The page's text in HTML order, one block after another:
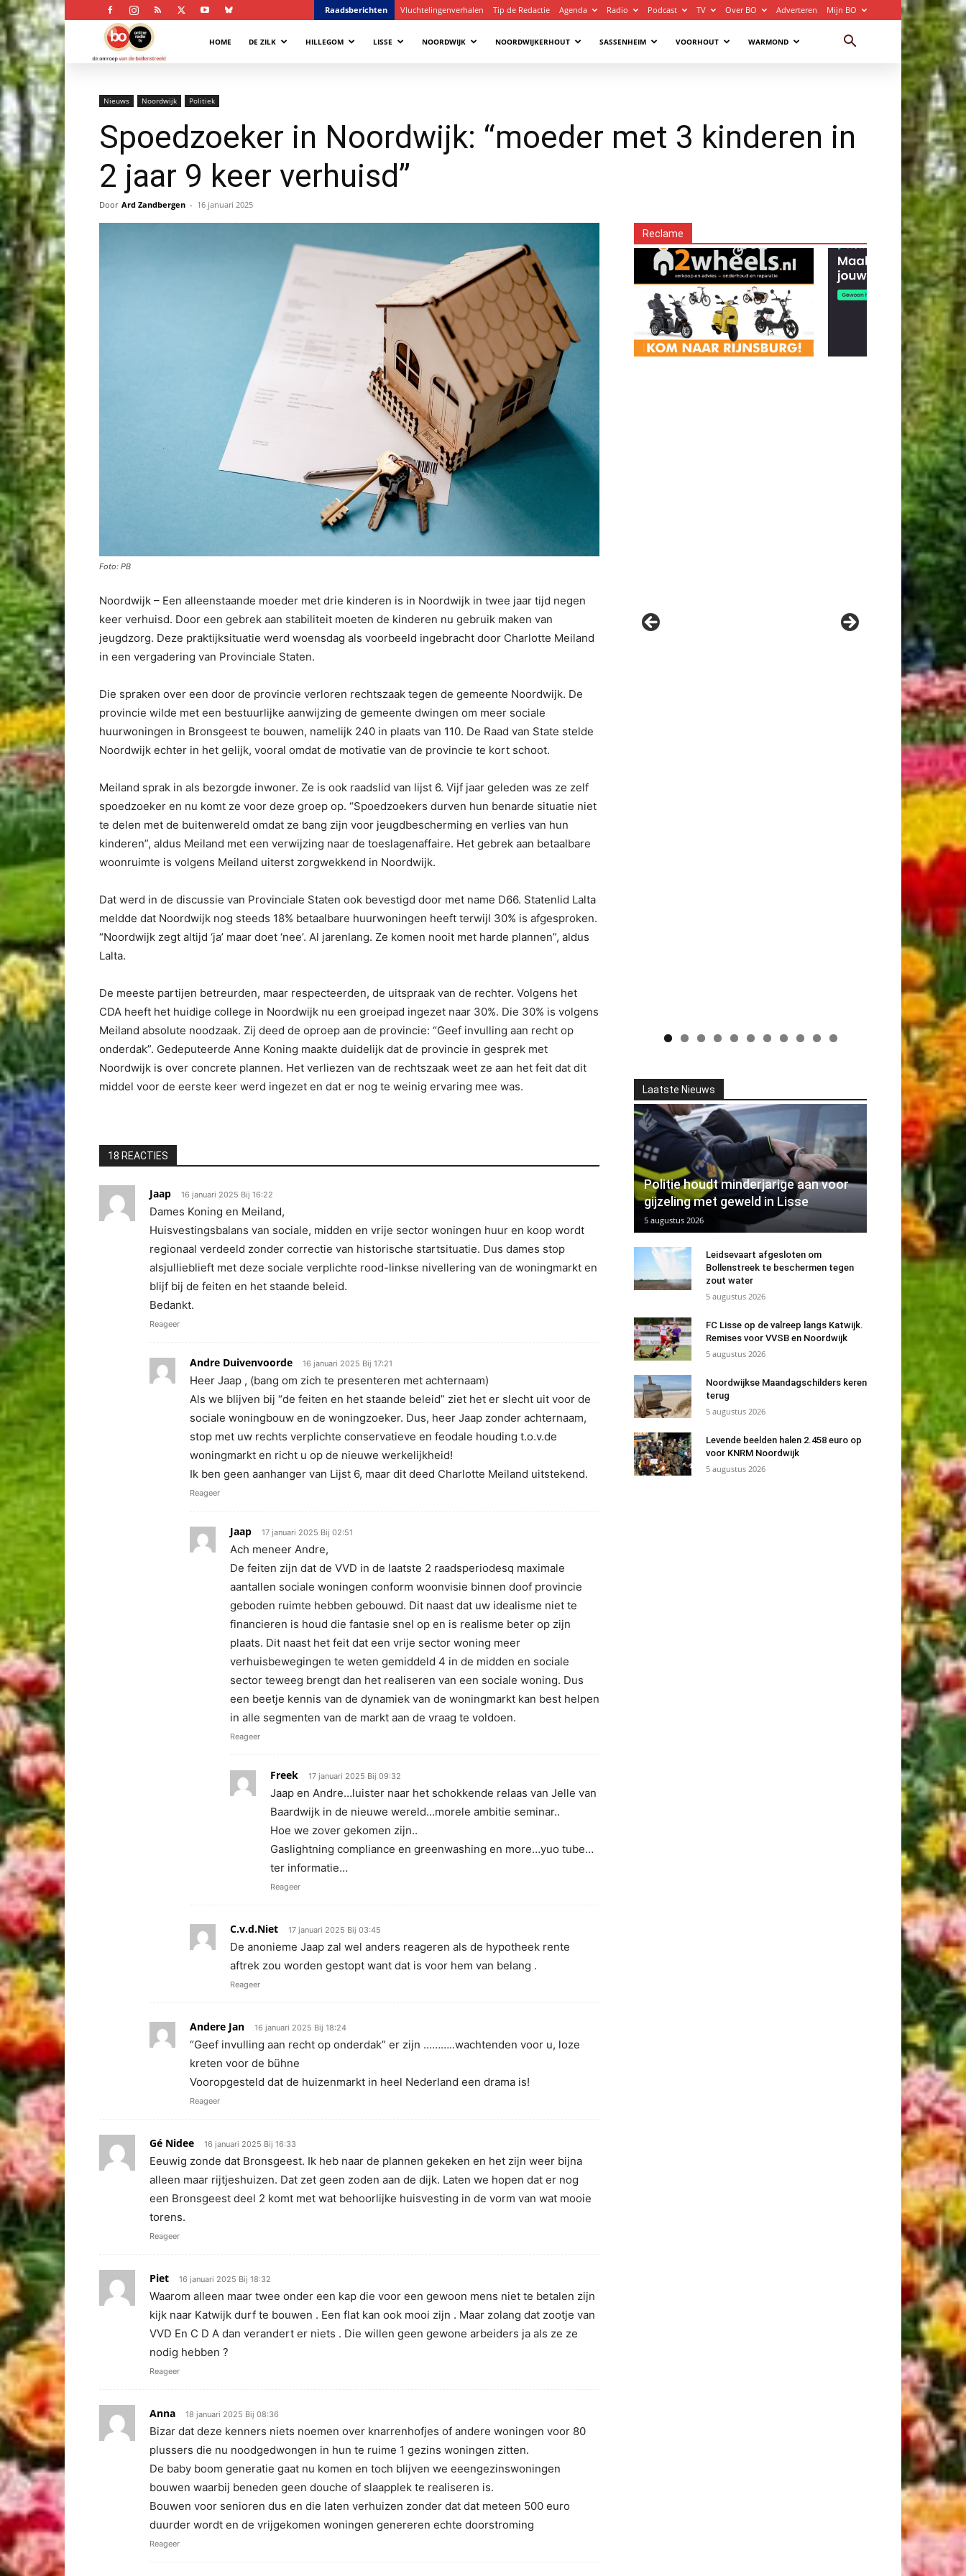
Raadsberichten Vluchtelingenverhalen Tip de Redactie Agenda Radio Podcast TV Over BO Adverteren Mijn BO
Bollenstreek
HOME DE ZILK HILLEGOM LISSE NOORDWIJK NOORDWIJKERHOUT SASSENHEIM VOORHOUT WARMOND
Nieuws Noordwijk Politiek
Spoedzoeker in Noordwijk: “moeder met 3 kinderen in
2 jaar 9 keer verhuisd”
Door Ard Zandbergen - 16 januari 2025
Foto: PB
Noordwijk – Een alleenstaande moeder met drie kinderen is in Noordwijk in twee jaar tijd negen
keer verhuisd. Door een gebrek aan stabiliteit moeten de kinderen nu gebruik maken van
jeugdzorg. Deze praktijksituatie werd woensdag als voorbeeld ingebracht door Charlotte Meiland
in een vergadering van Provinciale Staten.
Die spraken over een door de provincie verloren rechtszaak tegen de gemeente Noordwijk. De
provincie wilde met een bestuurlijke aanwijzing de gemeente dwingen om meer sociale
huurwoningen in Bronsgeest te bouwen, namelijk 240 in plaats van 110. De Raad van State stelde
Noordwijk echter in het gelijk, vooral omdat de motivatie van de provincie te kort schoot.
Meiland sprak in als bezorgde inwoner. Ze is ook raadslid van lijst 6. Vijf jaar geleden was ze zelf
spoedzoeker en nu komt ze voor deze groep op. “Spoedzoekers durven hun benarde situatie niet
te delen met de buitenwereld omdat ze bang zijn voor jeugdbescherming en verlies van hun
kinderen”, aldus Meiland met een verwijzing naar de toeslagenaffaire. Het gebrek aan betaalbare
woonruimte is volgens Meiland uiterst zorgwekkend in Noordwijk.
Dat werd in de discussie van Provinciale Staten ook bevestigd door met name D66. Statenlid Lalta
meldde dat Noordwijk nog steeds 18% betaalbare huurwoningen heeft terwijl 30% is afgesproken.
“Noordwijk zegt altijd ‘ja’ maar doet ‘nee’. Al jarenlang. Ze komen nooit met harde plannen”, aldus
Lalta.
De meeste partijen betreurden, maar respecteerden, de uitspraak van de rechter. Volgens het
CDA heeft het huidige college in Noordwijk nu een groeipad ingezet naar 30%. Die 30% is volgens
Meiland absolute noodzaak. Zij deed de oproep aan de provincie: “Geef invulling aan recht op
onderdak”. Gedeputeerde Anne Koning maakte duidelijk dat de provincie in gesprek met
Noordwijk is over concrete plannen. Het verliezen van de rechtszaak weet ze aan het feit dat dit
middel voor de eerste keer werd ingezet en dat er nog te weinig ervaring mee was.
18 REACTIES
Jaap 16 januari 2025 Bij 16:22
Dames Koning en Meiland,
Huisvestingsbalans van sociale, midden en vrije sector woningen huur en koop wordt
regionaal verdeeld zonder correctie van historische startsituatie. Dus dames stop
alsjullieblieft met deze sociale verplichte rood-linkse nivellering van de woningmarkt en
blijf bij de feiten en het staande beleid.
Bedankt.
Reageer
Andre Duivenvoorde 16 januari 2025 Bij 17:21
Heer Jaap , (bang om zich te presenteren met achternaam)
Als we blijven bij “de feiten en het staande beleid” ziet het er slecht uit voor de
sociale woningbouw en de woningzoeker. Dus, heer Jaap zonder achternaam,
stop met uw rechts verplichte conservatieve en feodale houding t.o.v.de
woningmarkt en richt u op de nieuwe werkelijkheid!
Ik ben geen aanhanger van Lijst 6, maar dit deed Charlotte Meiland uitstekend.
Reageer
Jaap 17 januari 2025 Bij 02:51
Ach meneer Andre,
De feiten zijn dat de VVD in de laatste 2 raadsperiodesq maximale
aantallen sociale woningen conform woonvisie binnen doof provincie
geboden ruimte hebben gebouwd. Dit naast dat uw idealisme niet te
financieren is houd die fantasie snel op en is realisme beter op zijn
plaats. Dit naast het feit dat een vrije sector woning meer
verhuisbewegingen te weten gemiddeld 4 in de midden en sociale
sector teweeg brengt dan het realiseren van een sociale woning. Dus
een beetje kennis van de dynamiek van de woningmarkt kan best helpen
in alle segmenten van de markt aan de vraag te voldoen.
Reageer
Freek 17 januari 2025 Bij 09:32
Jaap en Andre…luister naar het schokkende relaas van Jelle van
Baardwijk in de nieuwe wereld…morele ambitie seminar..
Hoe we zover gekomen zijn..
Gaslightning compliance en greenwashing en more…yuo tube…
ter informatie…
Reageer
C.v.d.Niet 17 januari 2025 Bij 03:45
De anonieme Jaap zal wel anders reageren als de hypotheek rente
aftrek zou worden gestopt want dat is voor hem van belang .
Reageer
Andere Jan 16 januari 2025 Bij 18:24
“Geef invulling aan recht op onderdak” er zijn ………..wachtenden voor u, loze
kreten voor de bühne
Vooropgesteld dat de huizenmarkt in heel Nederland een drama is!
Reageer
Gé Nidee 16 januari 2025 Bij 16:33
Eeuwig zonde dat Bronsgeest. Ik heb naar de plannen gekeken en het zijn weer bijna
alleen maar rijtjeshuizen. Dat zet geen zoden aan de dijk. Laten we hopen dat er nog
een Bronsgeest deel 2 komt met wat behoorlijke huisvesting in de vorm van wat mooie
torens.
Reageer
Piet 16 januari 2025 Bij 18:32
Waarom alleen maar twee onder een kap die voor een gewoon mens niet te betalen zijn
kijk naar Katwijk durf te bouwen . Een flat kan ook mooi zijn . Maar zolang dat zootje van
VVD En C D A dan verandert er niets . Die willen geen gewone arbeiders ja als ze ze
nodig hebben ?
Reageer
Anna 18 januari 2025 Bij 08:36
Bizar dat deze kenners niets noemen over knarrenhofjes of andere woningen voor 80
plussers die nu noodgedwongen in hun te ruime 1 gezins woningen zitten.
De baby boom generatie gaat nu komen en toch blijven we eeengezinswoningen
bouwen waarbij beneden geen douche of slaapplek te realiseren is.
Bouwen voor senioren dus en die laten verhuizen zonder dat dat meteen 500 euro
duurder wordt en de vrijgekomen woningen genereren echte doorstroming
Reageer
Reclame
Laatste Nieuws
Politie houdt minderjarige aan voor
gijzeling met geweld in Lisse
5 augustus 2026
Leidsevaart afgesloten om
Bollenstreek te beschermen tegen
zout water
5 augustus 2026
FC Lisse op de valreep langs Katwijk.
Remises voor VVSB en Noordwijk
5 augustus 2026
Noordwijkse Maandagschilders keren
terug
5 augustus 2026
Levende beelden halen 2.458 euro op
voor KNRM Noordwijk
5 augustus 2026